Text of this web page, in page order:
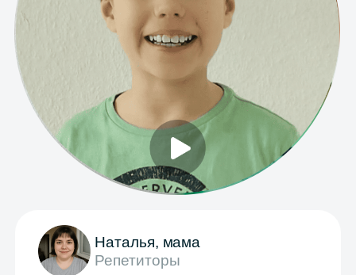
Налоговый вычет
Поможем оформить документы, чтобы
вернуть 13% от стоимости курса
Дарим бонусы за каждого
приглашённого друга — и вам, и другу
Алина К.